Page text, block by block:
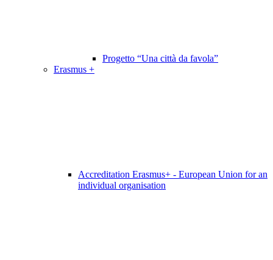
Progetto “Una città da favola”
Erasmus +
Accreditation Erasmus+ - European Union for an
individual organisation